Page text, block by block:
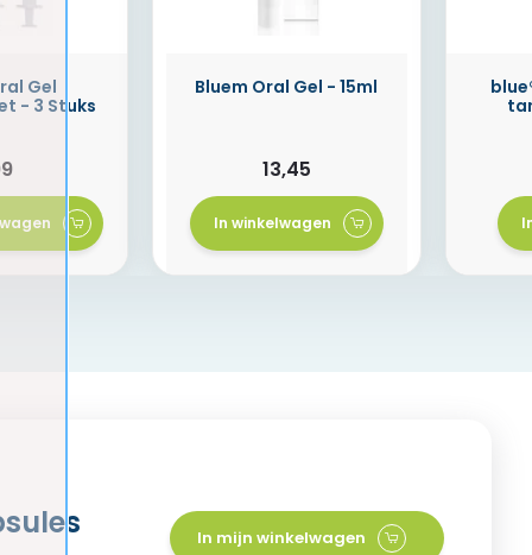
Gel
- 3 Stuks
Bluem Oral Gel - 15ml
13,45
In winkelwagen
In mijn winkelwagen